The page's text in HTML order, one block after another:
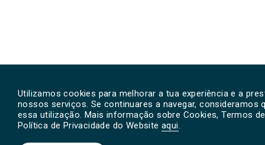
Utilizamos cookies para melhorar a tua experiência e a
nossos serviços. Se continuares a navegar, consideramos
essa utilização. Mais informação sobre Cookies, Termos
Política de Privacidade do Website aqui.